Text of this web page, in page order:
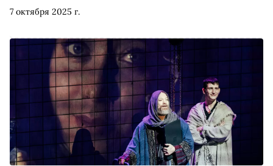
7 октября 2025 г.